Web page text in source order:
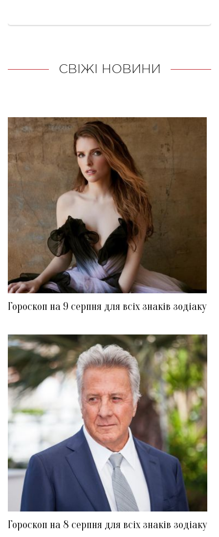
СВІЖІ НОВИНИ
Гороскоп на 9 серпня для всіх знаків зодіаку
Гороскоп на 8 серпня для всіх знаків зодіаку